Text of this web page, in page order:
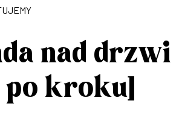
nad drzwi
kroku]